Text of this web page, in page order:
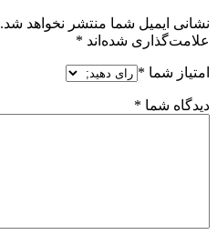
نشانی ایمیل شما منتشر نخواهد شد.
علامت‌گذاری شده‌اند *
امتیاز شما *
دیدگاه شما *